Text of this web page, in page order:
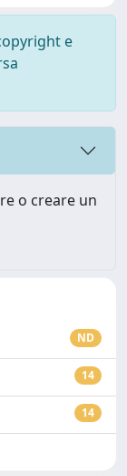
e
o creare un
ND
14
14